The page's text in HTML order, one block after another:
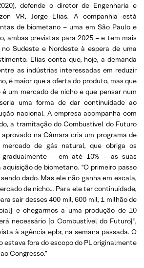
defende o diretor de Engenharia e
VR, Jorge Elias. A companhia está
de biometano – uma em São Paulo e
ambas previstas para 2025 – e tem mais
Sudeste e Nordeste à espera de uma
Elias conta que, hoje, a demanda
as indústrias interessadas em reduzir
é maior que a oferta do produto, mas que
um mercado de nicho e que pensar num
uma forma de dar continuidade ao
nacional. A empresa acompanha com
a tramitação do Combustível do Futuro
na Câmara cria um programa de
mercado de gás natural, que obriga os
gradualmente – em até 10% – as suas
de biometano. “O primeiro passo
dado. Mas ele não ganha em escala,
de nicho… Para ele ter continuidade,
sair desses 400 mil, 600 mil, 1 milhão de
e chegarmos a uma produção de 10
necessário [o Combustível do Futuro]”,
à agência epbr, na semana passada. O
estava fora do escopo do PL originalmente
Congresso.”